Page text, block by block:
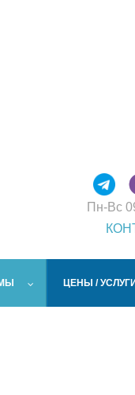
Пн-Вс
ЦЕНЫ / УСЛУГИ